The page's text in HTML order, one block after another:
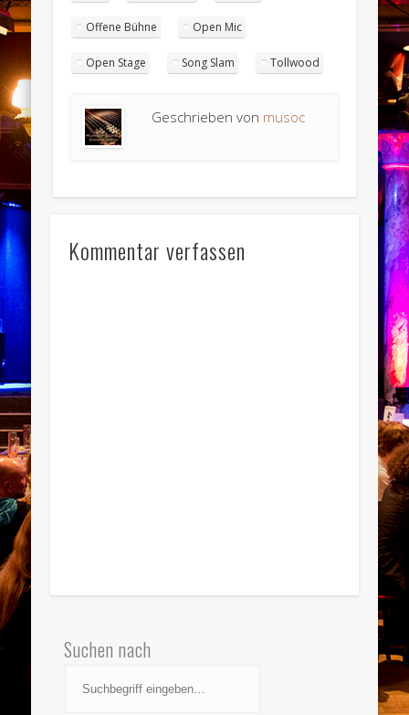
Offene Bühne Open Mic
Open Stage Song Slam Tollwood
Geschrieben von musoc
Kommentar verfassen
Suchen nach